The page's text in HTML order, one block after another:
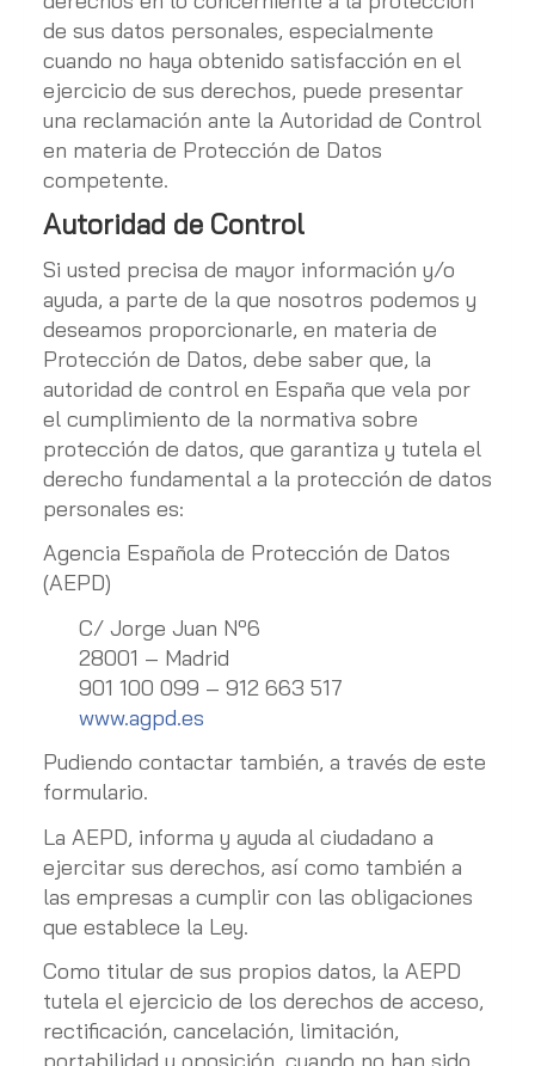
de sus datos personales, especialmente
cuando no haya obtenido satisfacción en el
ejercicio de sus derechos, puede presentar
una reclamación ante la Autoridad de Control
en materia de Protección de Datos
competente.
Autoridad de Control
Si usted precisa de mayor información y/o
ayuda, a parte de la que nosotros podemos y
deseamos proporcionarle, en materia de
Protección de Datos, debe saber que, la
autoridad de control en España que vela por
el cumplimiento de la normativa sobre
protección de datos, que garantiza y tutela el
derecho fundamental a la protección de datos
personales es:
Agencia Española de Protección de Datos
(AEPD)
C/ Jorge Juan Nº6
28001 – Madrid
901 100 099 – 912 663 517
www.agpd.es
Pudiendo contactar también, a través de este
formulario.
La AEPD, informa y ayuda al ciudadano a
ejercitar sus derechos, así como también a
las empresas a cumplir con las obligaciones
que establece la Ley.
Como titular de sus propios datos, la AEPD
tutela el ejercicio de los derechos de acceso,
rectificación, cancelación, limitación,